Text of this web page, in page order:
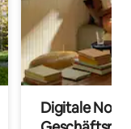
Digitale